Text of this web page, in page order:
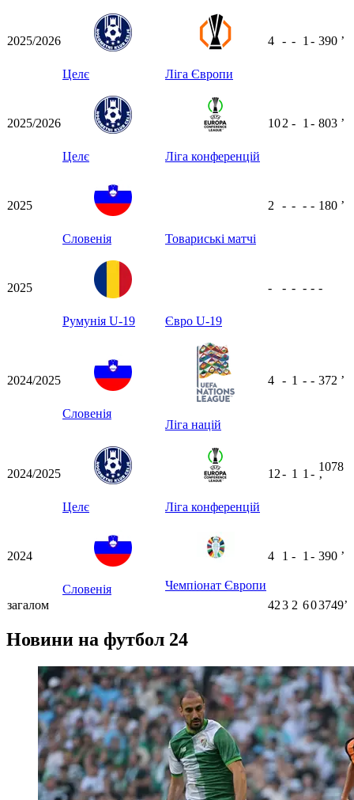
2025/2026
Целє Ліга Європи
4 - - 1 - 390 ʼ
2025/2026
Целє Ліга конференцій
102 - 1 - 803 ʼ
2025
Словенія Товариські матчі
2 - - - - 180 ʼ
2025
Румунія U-19 Євро U-19
- - - - - -
2024/2025
Словенія
Ліга націй
4 - 1 - - 372 ʼ
2024/2025
Целє Ліга конференцій
12- 1 1 -
1078
ʼ
2024
Словенія Чемпіонат Європи
4 1 - 1 - 390 ʼ
загалом 423 2 603749ʼ
Новини на футбол 24